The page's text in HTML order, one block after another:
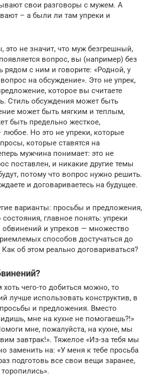
свои разговоры с мужем. А
– а были ли там упреки и
не значит, что муж безгрешный,
вопрос, вы (например) без
рядом с ним и говорите: «Родной, у
на обсуждение». Это не упрек,
которое вы считаете
Стиль обсуждения может быть
может быть мягким и теплым,
быть предельно жесткое,
любое. Но это не упреки, которые
которые ставятся на
мужчина понимает: это не
поставлен, и никакие другие темы
потому что вопрос нужно решить.
и договариваетесь на будущее.
варианты: просьбы и предложения,
главное понять: упреки
обвинений и упреков — множество
способов достучаться до
об этом реально договариваться?
хоть чего-то добиться можно, то
лучше использовать конструктив, в
и предложения. Вместо
мне на кухне не помогаешь?!»
мне, пожалуйста, на кухне, мы
завтрак!». Тяжелое «Из-за тебя мы
заменить на: «У меня к тебе просьба
подготовь все свои вещи заранее,